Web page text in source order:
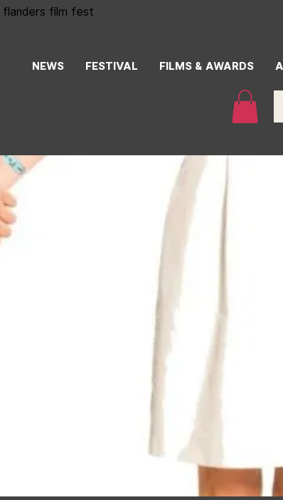
flanders film fest
NEWS FESTIVAL FILMS & AWARDS